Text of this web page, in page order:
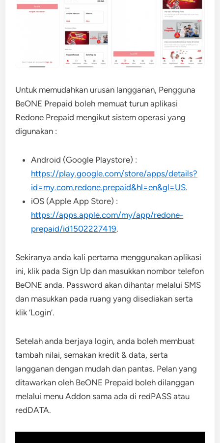
Untuk memudahkan urusan langganan, Pengguna
BeONE Prepaid boleh memuat turun aplikasi
Redone Prepaid mengikut sistem operasi yang
digunakan :
Android (Google Playstore) :
https://play.google.com/store/apps/details?
id=my.com.redone.prepaid&hl=en&gl=US.
iOS (Apple App Store) :
https://apps.apple.com/my/app/redone-
prepaid/id1502227419.
Sekiranya anda kali pertama menggunakan aplikasi
ini, klik pada Sign Up dan masukkan nombor telefon
BeONE anda. Password akan dihantar melalui SMS
dan masukkan pada ruang yang disediakan serta
klik ‘Login’.
Setelah anda berjaya login, anda boleh membuat
tambah nilai, semakan kredit & data, serta
langganan dengan mudah dan pantas. Pelan yang
ditawarkan oleh BeONE Prepaid boleh dilanggan
melalui menu Addon sama ada di redPASS atau
redDATA.